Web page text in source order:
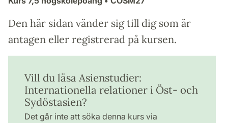
Den här sidan vänder sig till dig som är
antagen eller registrerad på kursen.
Vill du läsa Asienstudier:
Internationella relationer i Öst- och
Sydöstasien?
Det går inte att söka denna kurs via